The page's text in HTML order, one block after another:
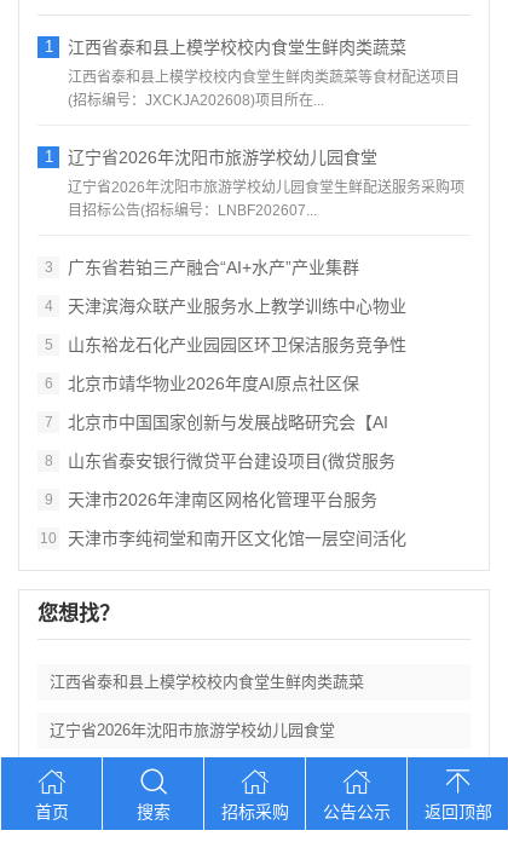
1 江西省泰和县上模学校校内食堂生鲜肉类蔬菜
江西省泰和县上模学校校内食堂生鲜肉类蔬菜等食材配送项目
(招标编号：JXCKJA202608)项目所在...
1 辽宁省2026年沈阳市旅游学校幼儿园食堂
辽宁省2026年沈阳市旅游学校幼儿园食堂生鲜配送服务采购项
目招标公告(招标编号：LNBF202607...
3 广东省若铂三产融合“AI+水产”产业集群
4 天津滨海众联产业服务水上教学训练中心物业
5 山东裕龙石化产业园园区环卫保洁服务竞争性
6 北京市靖华物业2026年度AI原点社区保
7 北京市中国国家创新与发展战略研究会【AI
8 山东省泰安银行微贷平台建设项目(微贷服务
9 天津市2026年津南区网格化管理平台服务
10 天津市李纯祠堂和南开区文化馆一层空间活化
您想找？
江西省泰和县上模学校校内食堂生鲜肉类蔬菜
辽宁省2026年沈阳市旅游学校幼儿园食堂
广东省若铂三产融合“AI+水产”产业集群
天津滨海众联产业服务水上教学训练中心物业
首页 搜索 招标采购 公告公示 返回顶部